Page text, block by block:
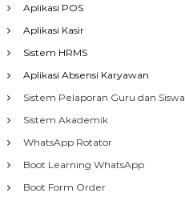
Aplikasi POS
Aplikasi Kasir
Sistem HRMS
Aplikasi Absensi Karyawan
Sistem Pelaporan Guru dan Siswa
Sistem Akademik
WhatsApp Rotator
Boot Learning WhatsApp
Boot Form Order